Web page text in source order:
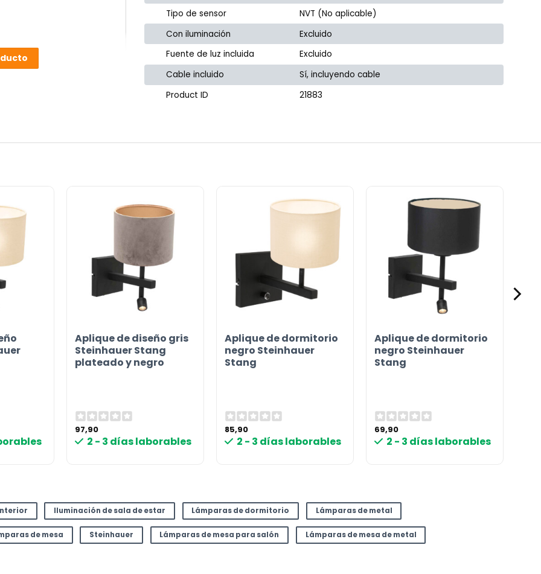
Tipo de sensor
NVT (No aplicable)
Con iluminación
Excluido
Fuente de luz incluida
Excluido
Cable incluido
Sí, incluyendo cable
Product ID
21883
Aplique de diseño gris
Steinhauer Stang
plateado y negro
97,90
2 - 3 días laborables
Aplique de dormitorio
negro Steinhauer
Stang
85,90
2 - 3 días laborables
Aplique de dormitorio
negro Steinhauer
Stang
69,90
2 - 3 días laborables
Iluminación de sala de estar Lámparas de dormitorio Lámparas de metal
de mesa Steinhauer Lámparas de mesa para salón Lámparas de mesa de metal